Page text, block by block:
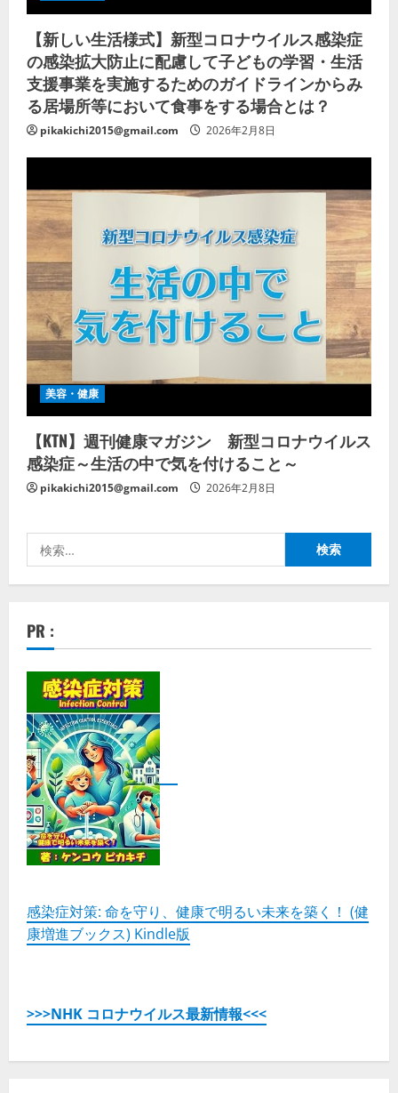
【新しい生活様式】新型コロナウイルス感染症
の感染拡大防止に配慮して子どもの学習・生活
支援事業を実施するためのガイドラインからみ
る居場所等において食事をする場合とは？
pikakichi2015@gmail.com 2026年2月8日
美容・健康
【KTN】週刊健康マガジン 新型コロナウイルス
感染症～生活の中で気を付けること～
pikakichi2015@gmail.com 2026年2月8日
索:
PR :
感染症対策: 命を守り、健康で明るい未来を築く！ (健
康増進ブックス) Kindle版
>>>NHK コロナウイルス最新情報<<<